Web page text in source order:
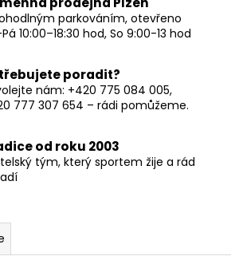
parkováním, otevřeno
10:00–18:30 hod, So 9:00-13 hod
poradit?
nám: +420 775 084 005,
777 307 654 – rádi pomůžeme.
od roku 2003
tým, který sportem žije a rád